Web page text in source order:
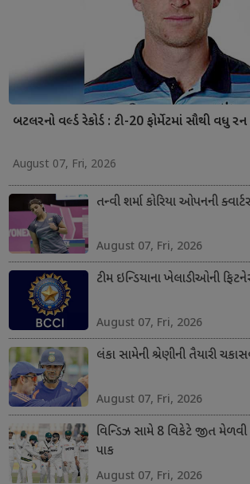
બટલરનો વર્લ્ડ રેકોર્ડ : ટી-20 ફોર્મેટમાં સૌથી વધુ રન
August 07, Fri, 2026
તન્વી શર્મા કોરિયા ઓપનની
August 07, Fri, 2026
ટીમ ઇન્ડિયાના ખેલાડીઓની
August 07, Fri, 2026
લંકા સામેની શ્રેણીની તૈયારી
August 07, Fri, 2026
વિન્ડિઝ સામે 8 વિકેટે જીત મેળવી
પાક
August 07, Fri, 2026